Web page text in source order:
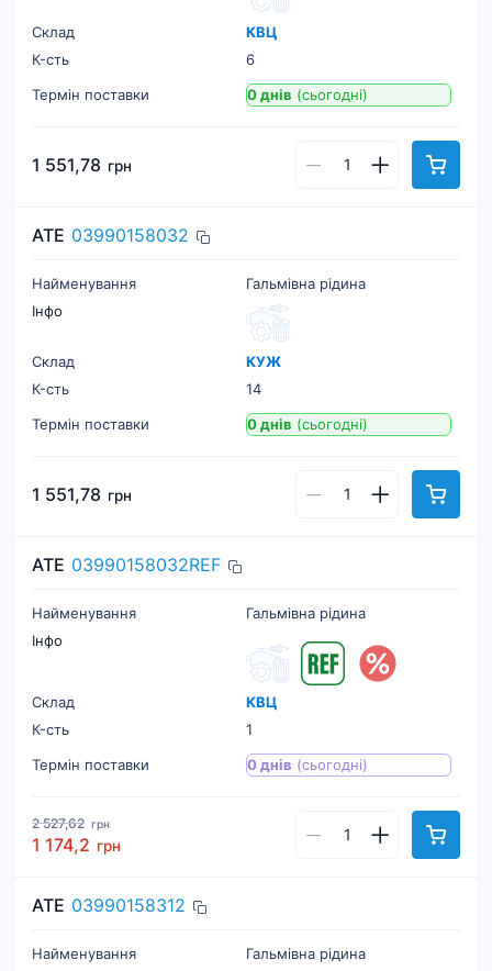
Склад
КВЦ
К-cть
6
Термін поставки
0 днів (сьогодні)
1 551,78 грн
ATE 03990158032
Найменування
Гальмівна рідина
Інфо
Склад
КУЖ
К-cть
14
Термін поставки
0 днів (сьогодні)
1 551,78 грн
ATE 03990158032REF
Найменування
Гальмівна рідина
Інфо
Склад
КВЦ
К-cть
1
Термін поставки
0 днів (сьогодні)
2 527,62 грн
1 174,2 грн
ATE 03990158312
Найменування
Гальмівна рідина